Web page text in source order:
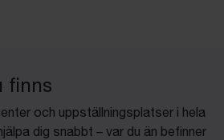
finns
och uppställningsplatser i hela
dig snabbt – var du än befinner